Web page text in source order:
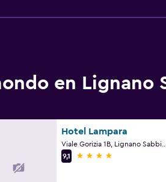
en Lignano
Hotel Lampara
9,1
4 estrellas